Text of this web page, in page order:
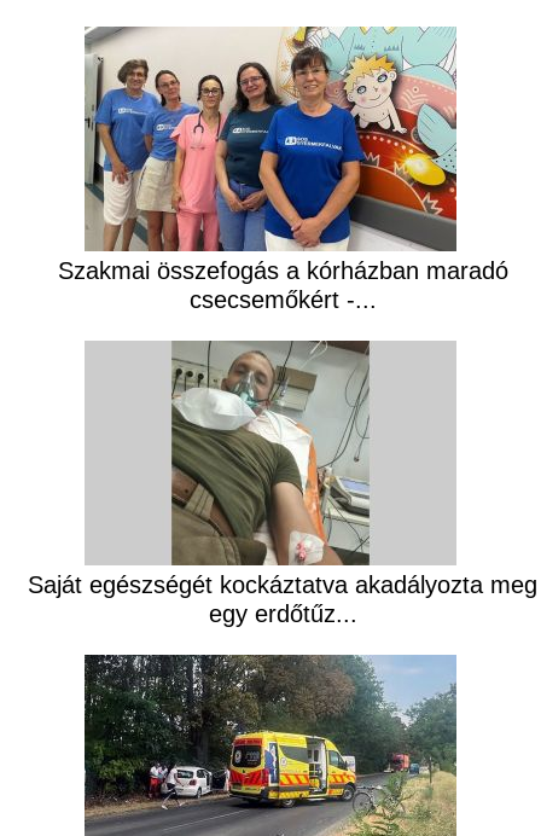
Szakmai összefogás a kórházban maradó
csecsemőkért -...
Saját egészségét kockáztatva akadályozta meg
egy erdőtűz...